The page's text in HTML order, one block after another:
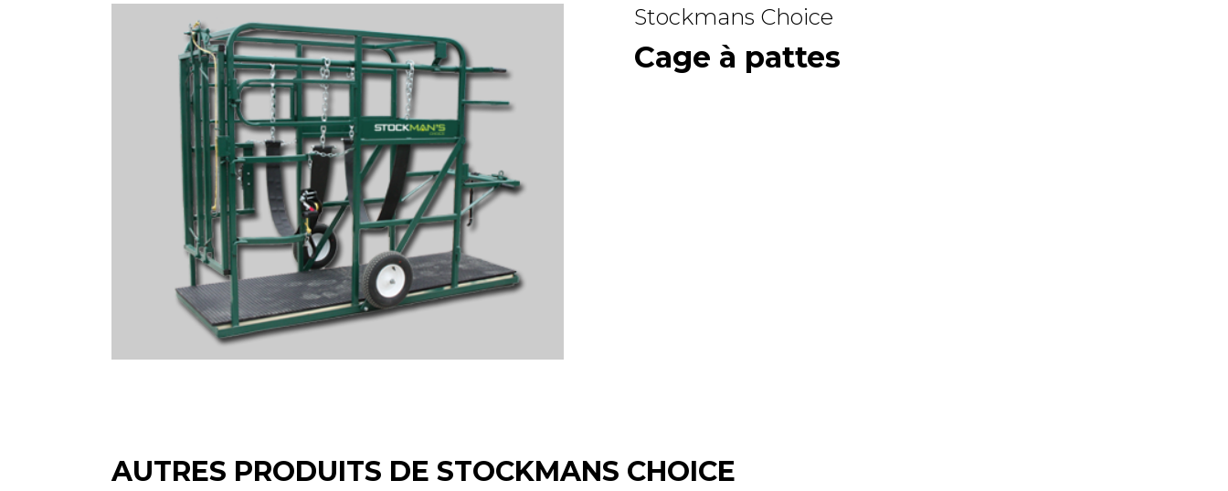
Stockmans Choice
Cage à pattes
AUTRES PRODUITS DE STOCKMANS CHOICE